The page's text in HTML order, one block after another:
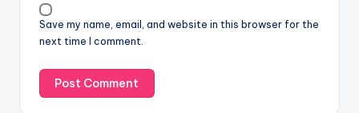
Save my name, email, and website in this browser for the
next time I comment.